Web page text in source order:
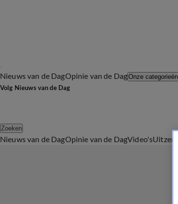
Nieuws van de DagOpinie van de DagOnze categorieën
Volg Nieuws van de Dag
Zoeken
Nieuws van de DagOpinie van de DagVideo's